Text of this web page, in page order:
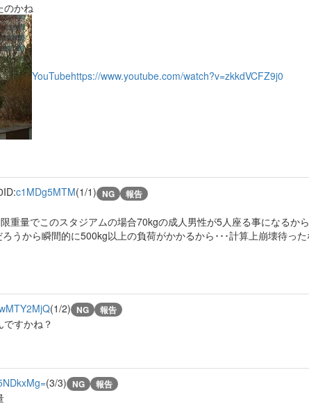
のかね
YouTubehttps://www.youtube.com/watch?v=zkkdVCFZ9j0
ID:c1MDg5MTM(1/1) NG 報告
重量でこのスタジアムの場合70kgの成人男性が5人座る事になるか
うから瞬間的に500kg以上の負荷がかかるから･･･計算上崩壊待っ
(1/2) NG 報告
すかね？
(3/3) NG 報告